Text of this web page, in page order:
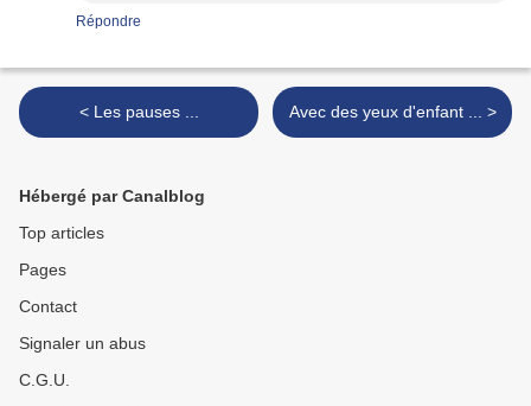
Répondre
< Les pauses ... Avec des yeux d'enfant ... >
Hébergé par Canalblog
Top articles
Pages
Contact
Signaler un abus
C.G.U.